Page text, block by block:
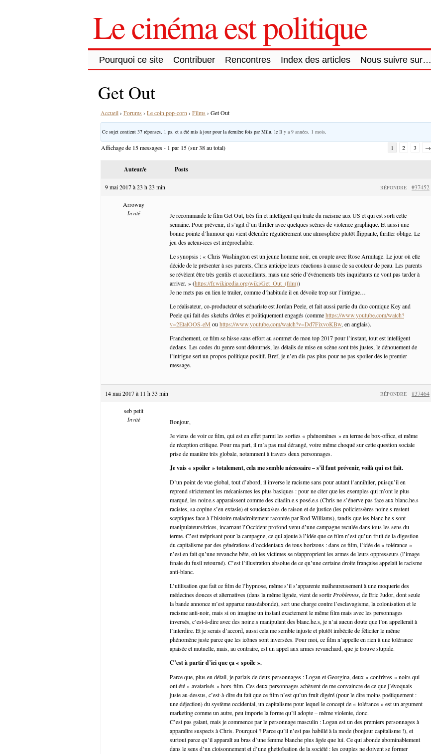
Le cinéma est politique
Pourquoi ce site Contribuer Rencontres Index des articles Nous suivre sur…
Get Out
Accueil› Forums › Le coin pop-corn › Films › Get Out
Ce sujet contient 37 réponses, 1 ps. et a été mis à jour pour la dernière fois parMilu , le Il y a 9 années, 1 mois
Affichage de 15 messages - 1 par 15 (sur 38 au total) 1 2 3 →
Auteur/e Posts
9 mai 2017 à 23 h 23 min #37452
RÉPONDRE
Arroway
Invité
Je recommande le film Get Out, très fin et intelligent qui traite du racisme aux US et qui est sorti cette
semaine. Pour prévenir, il s’agit d’un thriller avec quelques scènes de violence graphique. Et aussi une
bonne pointe d’humour qui vient détendre régulièrement une atmosphère plutôt flippante, thriller oblige. Le
jeu des acteur-ices est irréprochable.
Le synopsis : « Chris Washington est un jeune homme noir, en couple avec Rose Armitage. Le jour où elle
décide de le présenter à ses parents, Chris anticipe leurs réactions à cause de sa couleur de peau. Les parents
se révèlent être très gentils et accueillants, mais une série d’événements très inquiétants ne vont pas tarder à
arriver. » (https://fr.wikipedia.org/wiki/Get_Out_(film))
Je ne mets pas en lien le trailer, comme d’habitude il en dévoile trop sur l’intrigue…
Le réalisateur, co-producteur et scénariste est Jordan Peele, et fait aussi partie du duo comique Key and
Peele qui fait des sketchs drôles et politiquement engagés (commehttps://www.youtube.com/watch?
v=2EtalOOS-eM ou https://www.youtube.com/watch?v=Dd7FixvoKBw, en anglais).
Franchement, ce film se hisse sans effort au sommet de mon top 2017 pour l’instant, tout est intelligent
dedans. Les codes du genre sont détournés, les détails de mise en scène sont très justes, le dénouement de
l’intrigue sert un propos politique positif. Bref, je n’en dis pas plus pour ne pas spoiler dès le premier
message.
14 mai 2017 à 11 h 33 min #37464
RÉPONDRE
seb petit
Invité
Bonjour,
Je viens de voir ce film, qui est en effet parmi les sorties « phénomènes » en terme de box-office, et même
de réception critique. Pour ma part, il m’a pas mal dérangé, voire même choqué sur cette question sociale
prise de manière très globale, notamment à travers deux personnages.
Je vais « spoiler » totalement, cela me semble nécessaire – s’il faut prévenir, voilà qui est fait.
D’un point de vue global, tout d’abord, il inverse le racisme sans pour autant l’annihiler, puisqu’il en
reprend strictement les mécanismes les plus basiques : pour ne citer que les exemples qui m’ont le plus
marqué, les noir.e.s apparaissent comme des citadin.e.s posé.e.s (Chris ne s’énerve pas face aux blanc.he.s
racistes, sa copine s’en extasie) et soucieux/ses de raison et de justice (les policiers/ères noir.e.s restent
sceptiques face à l’histoire maladroitement racontée par Rod Williams), tandis que les blanc.he.s sont
manipulateurs/trices, incarnant l’Occident profond venu d’une campagne reculée dans tous les sens du
terme. C’est méprisant pour la campagne, ce qui ajoute à l’idée que ce film n’est qu’un fruit de la digestion
du capitalisme par des générations d’occidentaux de tous horizons : dans ce film, l’idée de « tolérance »
n’est en fait qu’une revanche bête, où les victimes se réapproprient les armes de leurs oppresseurs (l’image
finale du fusil retourné). C’est l’illustration absolue de ce qu’une certaine droite française appelait le racisme
anti-blanc.
L’utilisation que fait ce film de l’hypnose, même s’il s’apparente malheureusement à une moquerie des
médecines douces et alternatives (dans la même lignée, vient de sortir Problemos, de Eric Judor, dont seule
la bande annonce m’est apparue nauséabonde), sert une charge contre l’esclavagisme, la colonisation et le
racisme anti-noir, mais si on imagine un instant exactement le même film mais avec les personnages
inversés, c’est-à-dire avec des noir.e.s manipulant des blanc.he.s, je n’ai aucun doute que l’on appellerait à
l’interdire. Et je serais d’accord, aussi cela me semble injuste et plutôt imbécile de féliciter le même
phénomène juste parce que les icônes sont inversées. Pour moi, ce film n’appelle en rien à une tolérance
apaisée et mutuelle, mais, au contraire, est un appel aux armes revanchard, que je trouve stupide.
C’est à partir d’ici que ça « spoile ».
Parce que, plus en détail, je parlais de deux personnages : Logan et Georgina, deux « confrères » noirs qui
ont été « avatarisés » hors-film. Ces deux personnages achèvent de me convaincre de ce que j’évoquais
juste au-dessus, c’est-à-dire du fait que ce film n’est qu’un fruit digéré (pour le dire moins poétiquement :
une déjection) du système occidental, un capitalisme pour lequel le concept de « tolérance » est un argument
marketing comme un autre, peu importe la forme qu’il adopte – même violente, donc.
C’est pas galant, mais je commence par le personnage masculin : Logan est un des premiers personnages à
apparaître suspects à Chris. Pourquoi ? Parce qu’il n’est pas habillé à la mode (bonjour capitalisme !), et
surtout parce qu’il apparaît au bras d’une femme blanche plus âgée que lui. Ce qui abonde abominablement
dans le sens d’un cloisonnement et d’une ghettoïsation de la société : les couples ne doivent se former